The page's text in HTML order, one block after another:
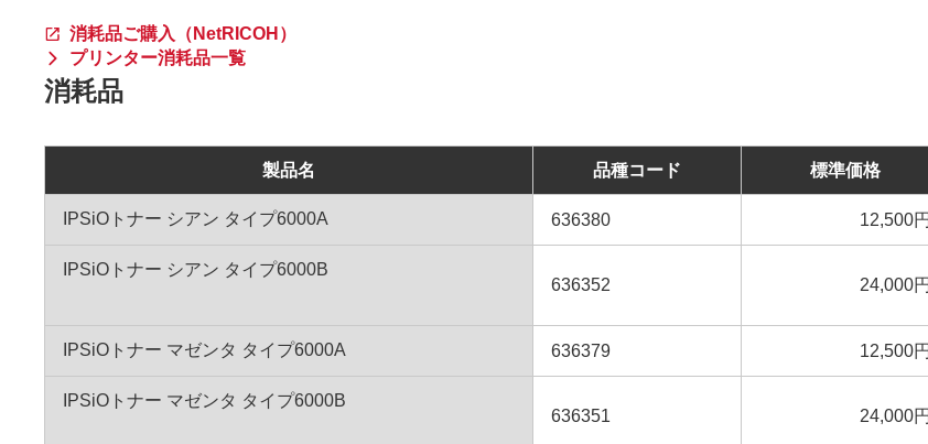
消耗品ご購入（NetRICOH）
プリンター消耗品一覧
消耗品
製品名 品種コード 標準価格
IPSiOトナー シアン タイプ6000A 636380 12,500円
IPSiOトナー シアン タイプ6000B
636352
24,000円
IPSiOトナー マゼンタ タイプ6000A 636379 12,500円
IPSiOトナー マゼンタ タイプ6000B
636351
24,000円